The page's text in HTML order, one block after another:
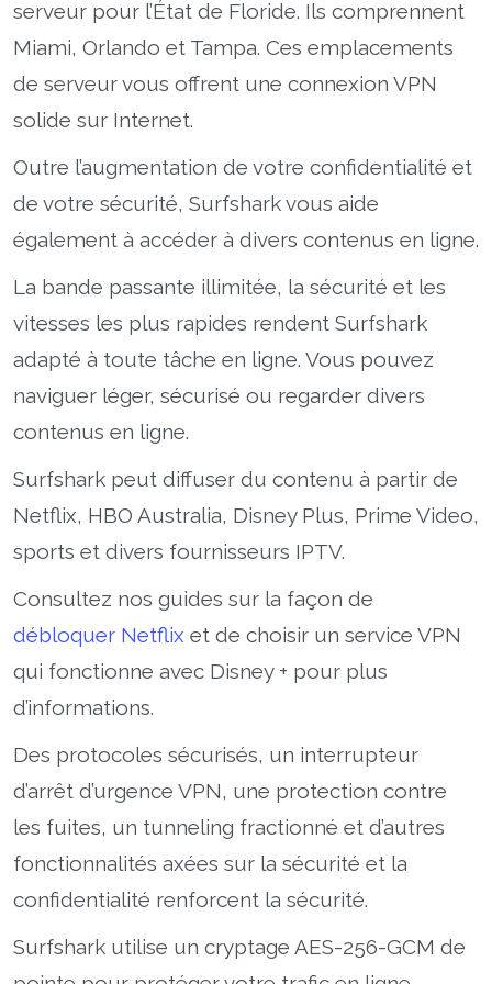
serveur pour l’État de Floride. Ils comprennent
Miami, Orlando et Tampa. Ces emplacements
de serveur vous offrent une connexion VPN
solide sur Internet.
Outre l’augmentation de votre confidentialité et
de votre sécurité, Surfshark vous aide
également à accéder à divers contenus en ligne.
La bande passante illimitée, la sécurité et les
vitesses les plus rapides rendent Surfshark
adapté à toute tâche en ligne. Vous pouvez
naviguer léger, sécurisé ou regarder divers
contenus en ligne.
Surfshark peut diffuser du contenu à partir de
Netflix, HBO Australia, Disney Plus, Prime Video,
sports et divers fournisseurs IPTV.
Consultez nos guides sur la façon de
débloquer Netflix et de choisir un service VPN
qui fonctionne avec Disney + pour plus
d’informations.
Des protocoles sécurisés, un interrupteur
d’arrêt d’urgence VPN, une protection contre
les fuites, un tunneling fractionné et d’autres
fonctionnalités axées sur la sécurité et la
confidentialité renforcent la sécurité.
Surfshark utilise un cryptage AES-256-GCM de